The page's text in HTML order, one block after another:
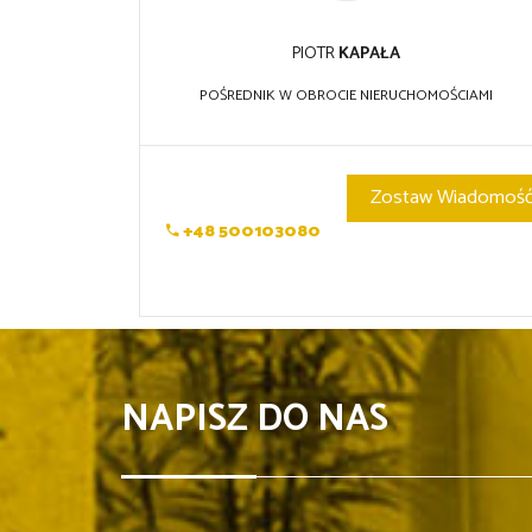
PIOTRKAPAŁA
POŚREDNIK W OBROCIE NIERUCHOMOŚCIAMI
+48 500103080
Zostaw
NAPISZ DO NAS